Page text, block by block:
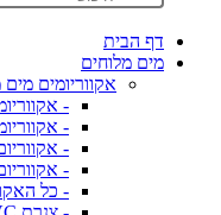
דף הבית
מים מלוחים
אקווריומים מים
-
-
-
-
- כל